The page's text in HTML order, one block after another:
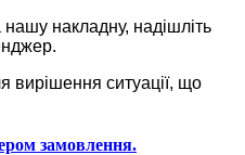
накладну, надішліть
вирішення ситуації, що
замовлення.